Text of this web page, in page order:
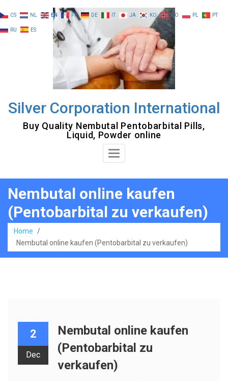
to
content
Silver Corporation International
Buy Quality Nembutal Pentobarbital Pills,
Liquid, Powder online
Toggle
Nembutal online kaufen
(Pentobarbital zu verkaufen)
Home
/
Nembutal online kaufen (Pentobarbital zu verkaufen)
2
Dec
Nembutal online kaufen
(Pentobarbital zu
verkaufen)
CS NL EN FR DE IT JA KO NO PL PT
RU ES